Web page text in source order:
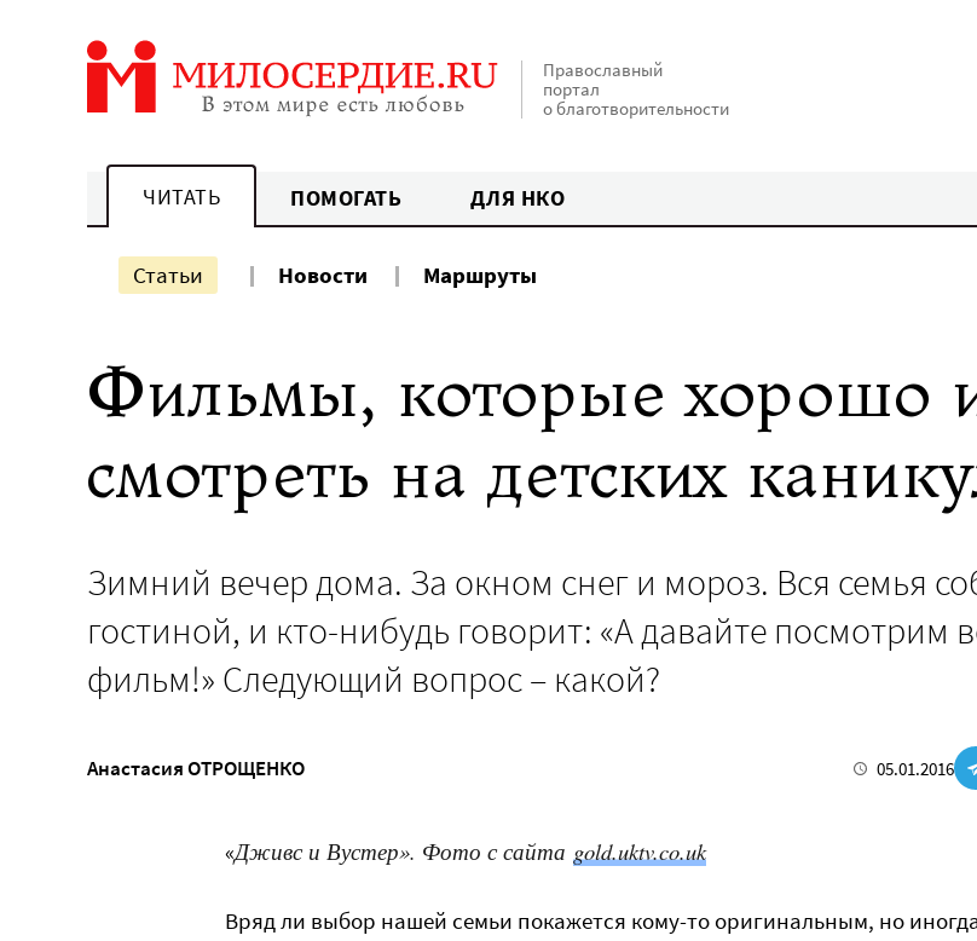
Православный
портал
о благотворительности
ЧИТАТЬ ПОМОГАТЬ ДЛЯ НКО
Статьи Новости Маршруты
Фильмы, которые хорошо
смотреть на детских
Зимний вечер дома. За окном снег и мороз. Вся семья
гостиной, и кто-нибудь говорит: «А давайте посмотрим
фильм!» Следующий вопрос – какой?
Анастасия ОТРОЩЕНКО 05.01.2016
«Дживс и Вустер». Фото с сайта gold.uktv.co.uk
Вряд ли выбор нашей семьи покажется кому-то оригинальным, но